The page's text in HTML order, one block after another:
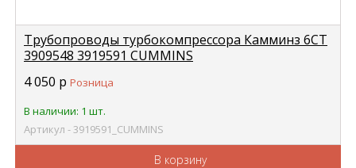
Трубопроводы турбокомпрессора Камминз 6СТ
3909548 3919591 CUMMINS
4 050 р Розница
В наличии: 1 шт.
Артикул - 3919591_CUMMINS
В корзину